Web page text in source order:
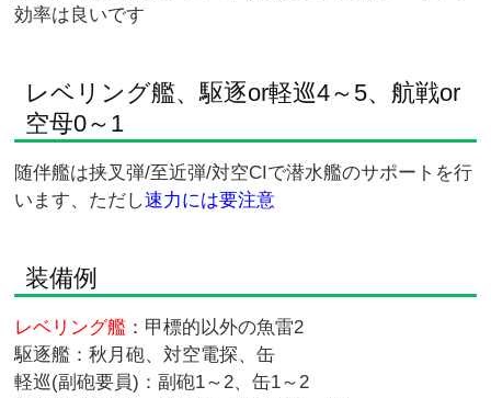
効率は良いです
レベリング艦、駆逐or軽巡4～5、航戦or
空母0～1
随伴艦は挟叉弾/至近弾/対空CIで潜水艦のサポートを行
います、ただし速力には要注意
装備例
レベリング艦 ：甲標的以外の魚雷2
駆逐艦：秋月砲、対空電探、缶
軽巡(副砲要員)：副砲1～2、缶1～2